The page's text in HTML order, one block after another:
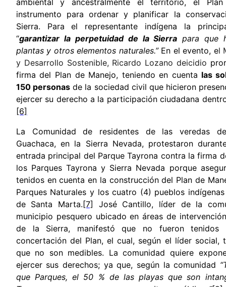
instrumento para ordenar y planificar la
Sierra.
Para el representante indígena la
“garantizar la perpetuidad de la Sierra para que
plantas y otros elementos naturales.” En el evento, el
y Desarrollo Sostenible, Ricardo Lozano deicidio
firma del Plan de Manejo, teniendo en cuenta las
150 personas de la sociedad civil que hicieron
ejercer su derecho a la participación ciudadana
[6]
La Comunidad de residentes de las veredas
Guachaca, en la Sierra Nevada, protestaron
entrada principal del Parque Tayrona contra la firma
los Parques Tayrona y Sierra Nevada porque
tenidos en cuenta en la construcción del Plan de
Parques Naturales y los cuatro (4) pueblos
de Santa Marta.[7]
José Cantillo, líder de la
municipio pesquero ubicado en áreas de
de la Sierra, manifestó que no fueron
concertación del Plan, el cual, según el líder social,
que no son medibles. La comunidad quiere
ejercer sus derechos; ya que, según la comunidad
que Parques, el 50 % de las playas que son